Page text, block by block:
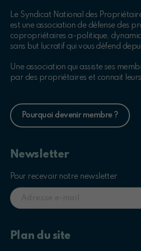
Le Syndicat National des
est une association de défense des
copropriétaires a-politique,
sans but lucratif qui vous défend
Une association qui assiste ses
par des propriétaires et connait
Pourquoi devenir membre ?
Newsletter
Pour recevoir notre newsletter
Plan du site